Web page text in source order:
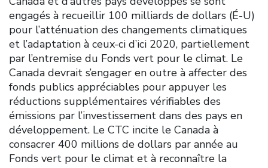
engagés à recueillir 100 milliards de dollars (É-U)
pour l’atténuation des changements climatiques
et l’adaptation à ceux-ci d’ici 2020, partiellement
par l’entremise du Fonds vert pour le climat. Le
Canada devrait s’engager en outre à affecter des
fonds publics appréciables pour appuyer les
réductions supplémentaires vérifiables des
émissions par l’investissement dans des pays en
développement. Le CTC incite le Canada à
consacrer 400 millions de dollars par année au
Fonds vert pour le climat et à reconnaître la